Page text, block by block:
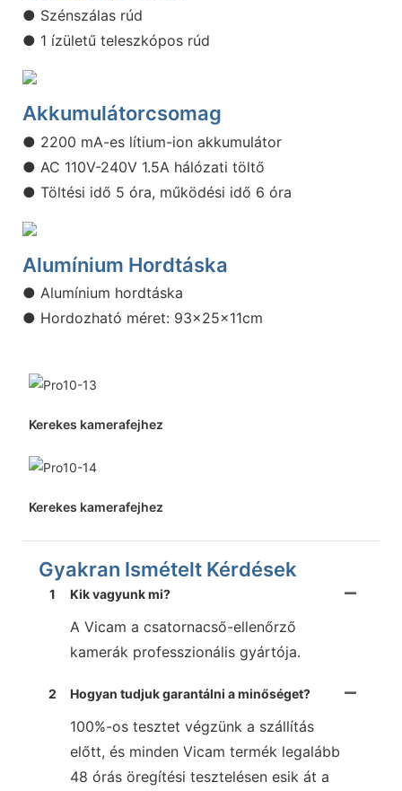
● Szénszálas rúd
● 1 ízületű teleszkópos rúd
Akkumulátorcsomag
● 2200 mA-es lítium-ion akkumulátor
● AC 110V-240V 1.5A hálózati töltő
● Töltési idő 5 óra, működési idő 6 óra
Alumínium Hordtáska
● Alumínium hordtáska
● Hordozható méret: 93x25x11cm
Kerekes kamerafejhez
Kerekes kamerafejhez
Gyakran Ismételt Kérdések
1 Kik vagyunk mi?
A Vicam a csatornacső-ellenőrző
kamerák professzionális gyártója.
2 Hogyan tudjuk garantálni a minőséget?
100%-os tesztet végzünk a szállítás
előtt, és minden Vicam termék legalább
48 órás öregítési tesztelésen esik át a